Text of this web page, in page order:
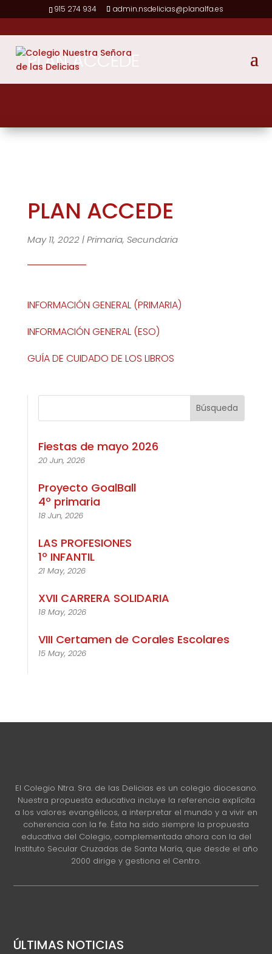
915 274 934 admin.nsdelicias@planalfa.es
PLAN ACCEDE
PLAN ACCEDE
May 11, 2022|Primaria, Secundaria
INFORMACIÓN GENERAL (PRIMARIA)
INFORMACIÓN GENERAL (ESO)
GUÍA DE CUIDADO DE LOS LIBROS
Fiestas de mayo 2026
20 Jun, 2026
Proyecto GoalBall
4º primaria
18 Jun, 2026
LAS PROFESIONES
1º INFANTIL
21 May, 2026
XVII CARRERA SOLIDARIA
18 May, 2026
VIII Certamen de Corales Escolares
15 May, 2026
El Colegio Ntra. Sra. de las Delicias es un colegio diocesano.
Nuestra propuesta educativa incluye la referencia explícita
a los valores evangélicos, a interpretar el mundo y a vivir en
coherencia con la fe. Ésta ha sido siempre la propuesta
educativa del Colegio, complementada ahora con la del
Instituto Secular Cruzadas de Santa María, que desde el año
2000 dirige y gestiona el Centro.
ÚLTIMAS NOTICIAS